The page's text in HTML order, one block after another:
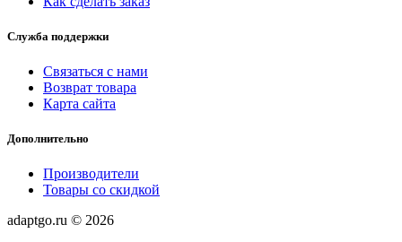
Служба поддержки
Связаться с нами
Возврат товара
Карта сайта
Дополнительно
Производители
Товары со скидкой
adaptgo.ru © 2026